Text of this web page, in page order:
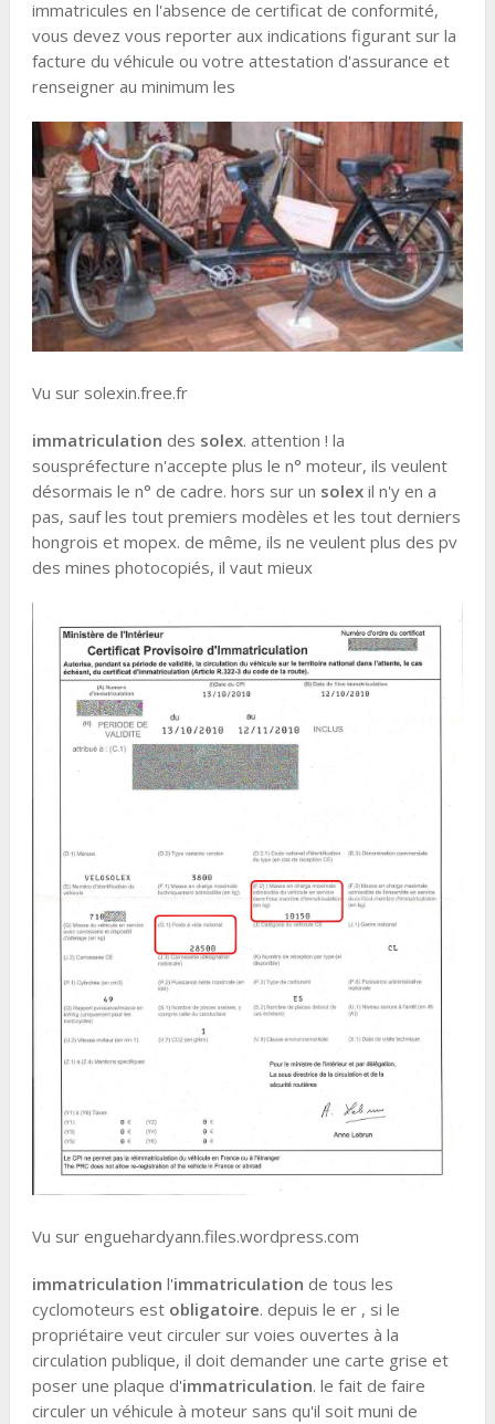
immatricules en l'absence de certificat de conformité,
vous devez vous reporter aux indications figurant sur la
facture du véhicule ou votre attestation d'assurance et
renseigner au minimum les
Vu sur solexin.free.fr
immatriculation des solex. attention ! la
souspréfecture n'accepte plus le n° moteur, ils veulent
désormais le n° de cadre. hors sur un solexil n'y en a
pas, sauf les tout premiers modèles et les tout derniers
hongrois et mopex. de même, ils ne veulent plus des pv
des mines photocopiés, il vaut mieux
Vu sur enguehardyann.files.wordpress.com
immatriculation l'immatriculation de tous les
cyclomoteurs est obligatoire. depuis le er , si le
propriétaire veut circuler sur voies ouvertes à la
circulation publique, il doit demander une carte grise et
poser une plaque d'immatriculation. le fait de faire
circuler un véhicule à moteur sans qu'il soit muni de